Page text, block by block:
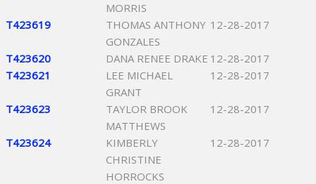
MORRIS
T423619
THOMAS ANTHONY
GONZALES
12-28-2017
T423620 DANA RENEE DRAKE 12-28-2017
T423621
LEE MICHAEL
GRANT
12-28-2017
T423623
TAYLOR BROOK
MATTHEWS
12-28-2017
T423624
KIMBERLY
CHRISTINE
HORROCKS
12-28-2017